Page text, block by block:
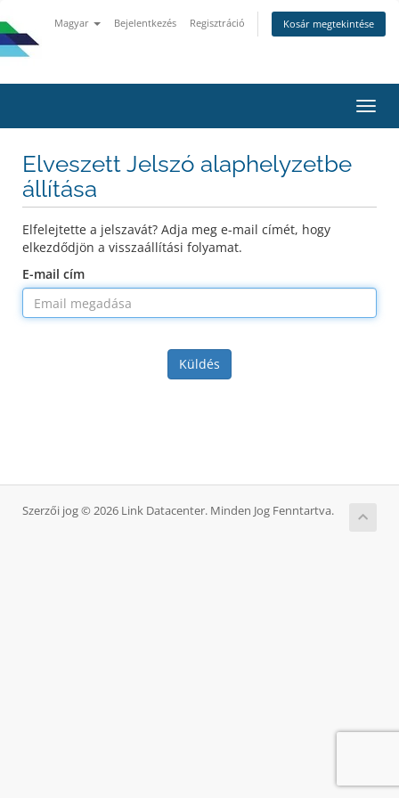
Magyar Bejelentkezés Regisztráció Kosár megtekintése
a
Elveszett Jelszó alaphelyzetbe
állítása
Elfelejtette a jelszavát? Adja meg e-mail címét, hogy
elkezdődjön a visszaállítási folyamat.
E-mail cím
Küldés
Szerzői jog © 2026 Link Datacenter. Minden Jog Fenntartva.